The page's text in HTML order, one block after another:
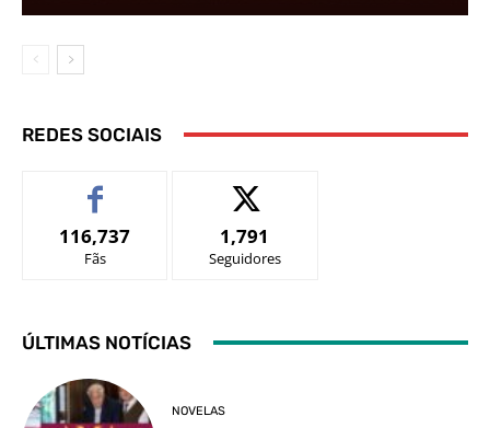
REDES SOCIAIS
116,737
Fãs
1,791
Seguidores
ÚLTIMAS NOTÍCIAS
NOVELAS